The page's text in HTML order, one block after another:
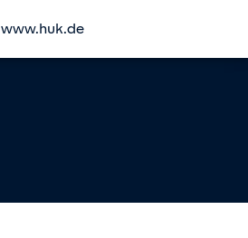
www.huk.de